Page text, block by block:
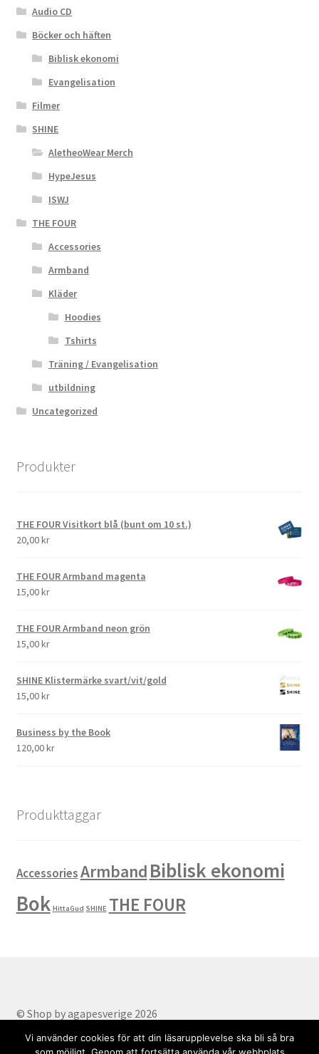
Audio CD
Böcker och häften
Biblisk ekonomi
Evangelisation
Filmer
SHINE
AletheoWear Merch
HypeJesus
ISWJ
THE FOUR
Accessories
Armband
Kläder
Hoodies
Tshirts
Träning / Evangelisation
utbildning
Uncategorized
Produkter
THE FOUR Visitkort blå (bunt om 10 st.)
20,00kr
THE FOUR Armband magenta
15,00kr
THE FOUR Armband neon grön
15,00kr
SHINE Klistermärke svart/vit/gold
15,00kr
Business by the Book
120,00kr
Produkttaggar
AccessoriesArmband Biblisk ekonomi
Bok HittaGud SHINE THE FOUR
© Shop by agapesverige 2026
Part of AgapeSverige.
Vi använder cookies för att din läsarupplevelse ska bli så bra